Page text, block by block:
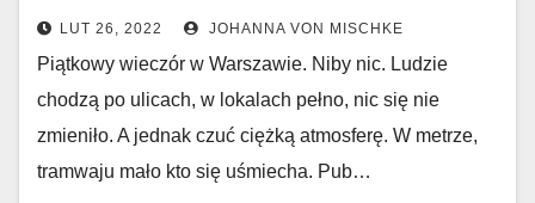
LUT 26, 2022 JOHANNA VON MISCHKE
Piątkowy wieczór w Warszawie. Niby nic. Ludzie
chodzą po ulicach, w lokalach pełno, nic się nie
zmieniło. A jednak czuć ciężką atmosferę. W metrze,
tramwaju mało kto się uśmiecha. Pub…